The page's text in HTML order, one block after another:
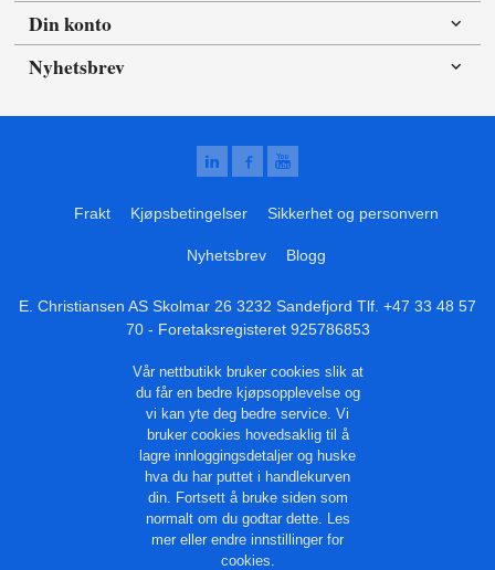
Din konto
Nyhetsbrev
Frakt Kjøpsbetingelser Sikkerhet og personvern
Nyhetsbrev Blogg
E. Christiansen AS Skolmar 26 3232 Sandefjord Tlf. +47 33 48 57
70- Foretaksregisteret 925786853
Vår nettbutikk bruker cookies slik at
du får en bedre kjøpsopplevelse og
vi kan yte deg bedre service. Vi
bruker cookies hovedsaklig til å
lagre innloggingsdetaljer og huske
hva du har puttet i handlekurven
din. Fortsett å bruke siden som
normalt om du godtar dette. Les
mer eller endre innstillinger for
cookies.